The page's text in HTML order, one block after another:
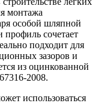
монтажа
особой шляпной
профиль сочетает
подходит для
зазоров и
из оцинкованной
2008.
использоваться